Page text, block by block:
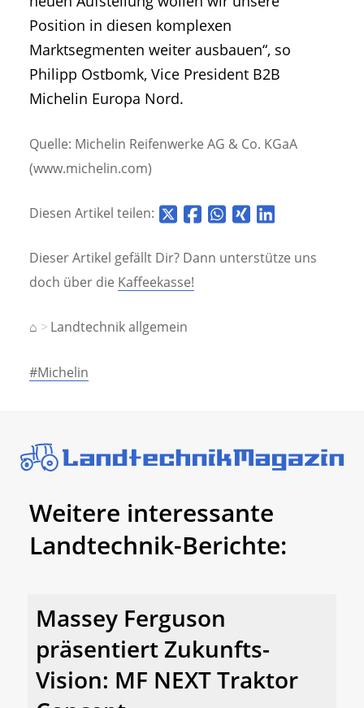
Position in diesen komplexen
Marktsegmenten weiter ausbauen“, so
Philipp Ostbomk, Vice President B2B
Michelin Europa Nord.
Quelle: Michelin Reifenwerke AG & Co. KGaA
(www.michelin.com)
Diesen Artikel teilen:
Dieser Artikel gefällt Dir? Dann unterstütze uns
doch über die Kaffeekasse!
⌂ Landtechnik allgemein
#Michelin
Weitere interessante
Landtechnik-Berichte:
Massey Ferguson
präsentiert Zukunfts-
Vision: MF NEXT Traktor